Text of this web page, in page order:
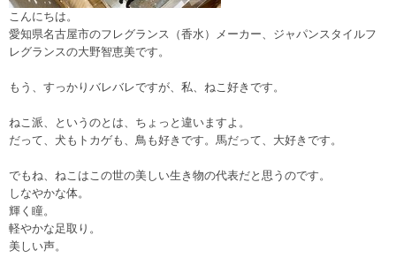
こんにちは。
愛知県名古屋市のフレグランス（香水）メーカー、ジャパンスタイルフ
レグランスの大野智恵美です。
もう、すっかりバレバレですが、私、ねこ好きです。
ねこ派、というのとは、ちょっと違いますよ。
だって、犬もトカゲも、鳥も好きです。馬だって、大好きです。
でもね、ねこはこの世の美しい生き物の代表だと思うのです。
しなやかな体。
輝く瞳。
軽やかな足取り。
美しい声。